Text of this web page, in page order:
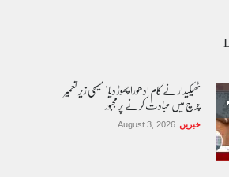
ٹھیکیدار نے کام ادھورا چھوڑ دیا ' مسیحی زیر تعمیر
چرچ میں عبادت کرنے پر مجبور
خبریں August 3, 2026